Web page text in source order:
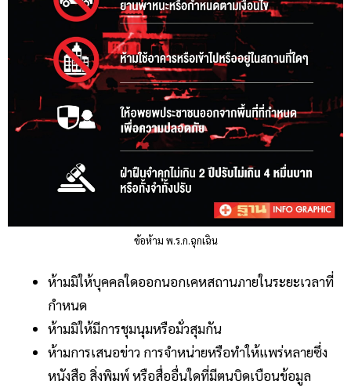
ข้อห้าม พ.ร.ก.ฉุกเฉิน
ห้ามมิให้บุคคลใดออกนอกเคหสถานภายในระยะเวลาที่
กำหนด
ห้ามมิให้มีการชุมนุมหรือมั่วสุมกัน
ห้ามการเสนอข่าว การจำหน่ายหรือทำให้แพร่หลายซึ่ง
หนังสือ สิ่งพิมพ์ หรือสื่ออื่นใดที่มีตนบิดเบือนข้อมูล